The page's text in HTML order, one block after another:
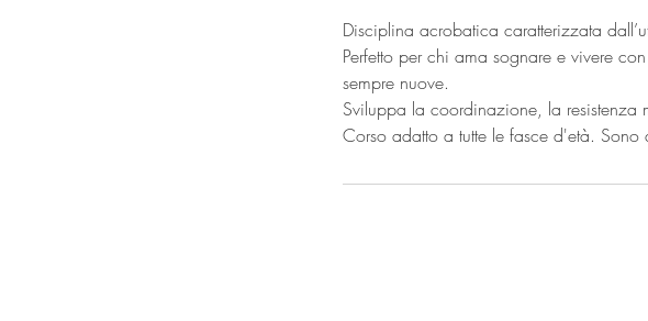
Disciplina acrobatica caratterizzata
Perfetto per chi ama sognare e vivere
sempre nuove.
Sviluppa la coordinazione, la resistenza
Corso adatto a tutte le fasce d'età.